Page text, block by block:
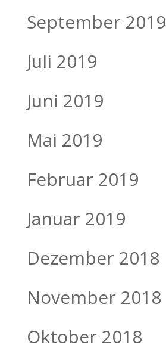
September 2019
Juli 2019
Juni 2019
Mai 2019
Februar 2019
Januar 2019
Dezember 2018
November 2018
Oktober 2018